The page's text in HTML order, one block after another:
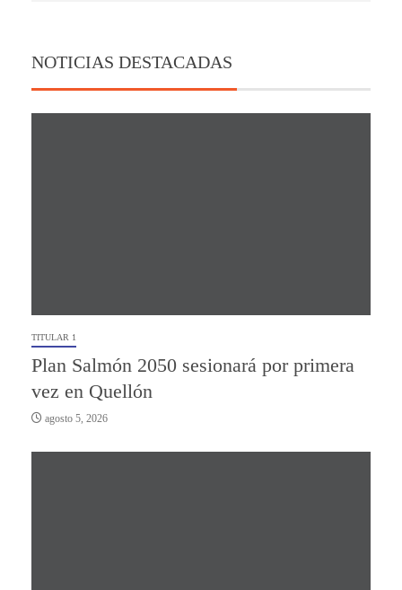
NOTICIAS DESTACADAS
TITULAR 1
Plan Salmón 2050 sesionará por primera
vez en Quellón
agosto 5, 2026